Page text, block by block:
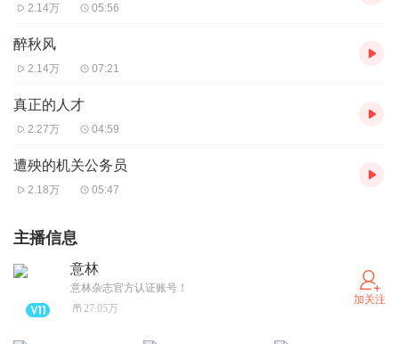
2.14万 05:56
醉秋风
2.14万 07:21
真正的人才
2.27万 04:59
遭殃的机关公务员
2.18万 05:47
主播信息
意林
意林杂志官方认证账号！
27.05万
加关注